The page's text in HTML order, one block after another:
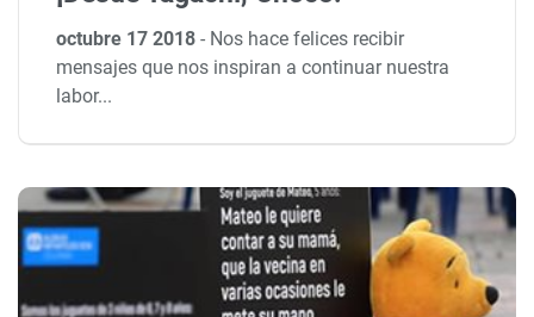
octubre 17 2018- Nos hace felices recibir
mensajes que nos inspiran a continuar nuestra
labor...